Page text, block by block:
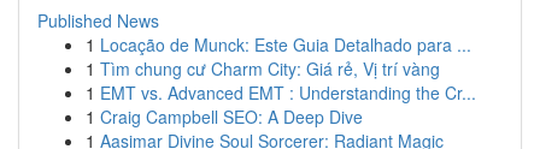
Published News
1 Locação de Munck: Este Guia Detalhado para ...
1 Tìm chung cư Charm City: Giá rẻ, Vị trí vàng
1 EMT vs. Advanced EMT : Understanding the Cr...
1 Craig Campbell SEO: A Deep Dive
1 Aasimar Divine Soul Sorcerer: Radiant Magic